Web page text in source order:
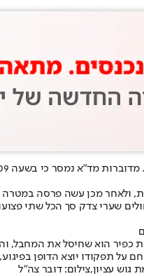
רכב שפגע במספר הולכי רגל בצומת גוש עציון לכיוון קרית ארבע.
ולאחר מכן עשה פרסה במטרה
על תפקודו יוצא הדופן
גוש עציון,צילום: דובר צה"ל